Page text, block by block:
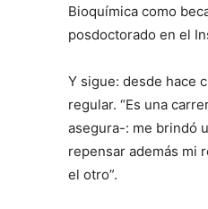
Bioquímica como
posdoctorado en el
Y sigue: desde hace
regular. “Es una
asegura-: me brindó
repensar además mi
el otro”.